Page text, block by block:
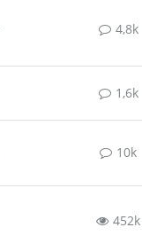
4,8k
1,6k
10k
452k